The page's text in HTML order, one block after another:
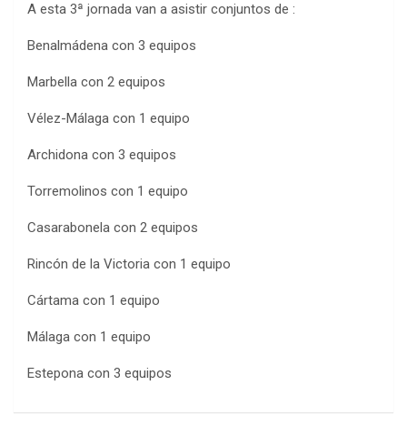
A esta 3ª jornada van a asistir conjuntos de :
Benalmádena con 3 equipos
Marbella con 2 equipos
Vélez-Málaga con 1 equipo
Archidona con 3 equipos
Torremolinos con 1 equipo
Casarabonela con 2 equipos
Rincón de la Victoria con 1 equipo
Cártama con 1 equipo
Málaga con 1 equipo
Estepona con 3 equipos